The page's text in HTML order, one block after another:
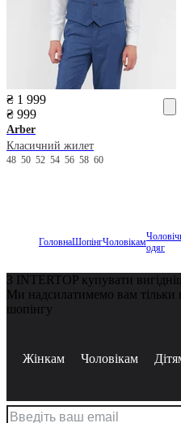
₴ 1 999
₴ 999
Arber
Класичний жилет
48 50 52 54 56 58 60
ГоловнаШопінгЧоловікамодяг
З INTERTOP купувати
Ми надсилатимемо вам тільки
шопінгу
Жінкам Чоловікам